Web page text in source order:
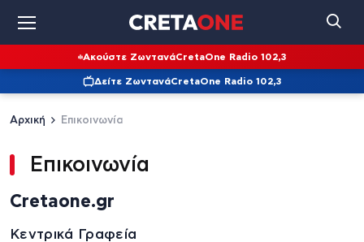
Ακούστε ΖωντανάCretaOne Radio 102,3
Δείτε ΖωντανάCretaOne Radio 102,3
Αρχική Επικοινωνία
Επικοινωνία
Cretaοne.gr
Κεντρικά Γραφεία